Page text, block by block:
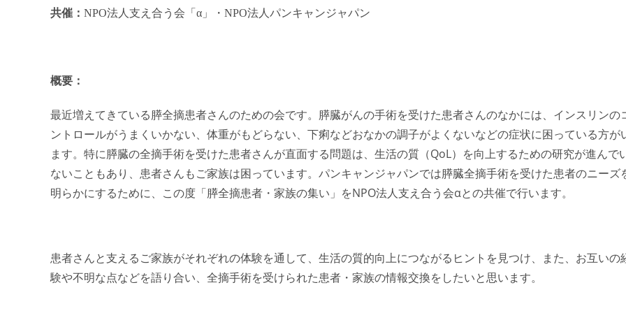
共催： NPO法人支え合う会「α」 ・NPO法人パンキャンジャパン
概要：
最近増えてきている膵全摘患者さんのための会です。膵臓がんの手術を受けた患者さんのなかには、インスリンの
ントロールがうまくいかない、体重がもどらない、下痢などおなかの調子がよくないなどの症状に困っている方が
ます。特に膵臓の全摘手術を受けた患者さんが直面する問題は、生活の質（QoL）を向上するための研究が進んで
ないこともあり、患者さんもご家族は困っています。パンキャンジャパンでは膵臓全摘手術を受けた患者のニーズ
明らかにするために、この度「膵全摘患者・家族の集い」をNPO法人支え合う会αとの共催で行います。
患者さんと支えるご家族がそれぞれの体験を通して、生活の質的向上につながるヒントを見つけ、また、お互いの
験や不明な点などを語り合い、全摘手術を受けられた患者・家族の情報交換をしたいと思います。